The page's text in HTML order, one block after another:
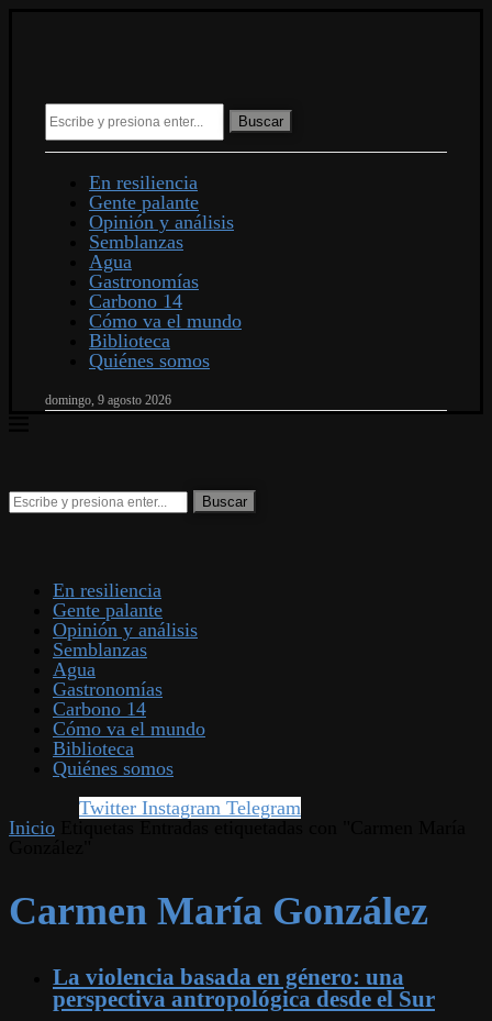
Buscar
En resiliencia
Gente palante
Opinión y análisis
Semblanzas
Agua
Gastronomías
Carbono 14
Cómo va el mundo
Biblioteca
Quiénes somos
domingo, 9 agosto 2026
En resiliencia
Gente palante
Opinión y análisis
Semblanzas
Agua
Gastronomías
Carbono 14
Cómo va el mundo
Biblioteca
Quiénes somos
Twitter Instagram Telegram
Inicio
Carmen María González
La violencia basada en género: una
perspectiva antropológica desde el Sur